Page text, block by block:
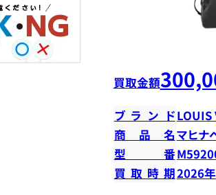
買取金額
ブランドLOUIS
商品名マヒナ
型番
買取時期2026